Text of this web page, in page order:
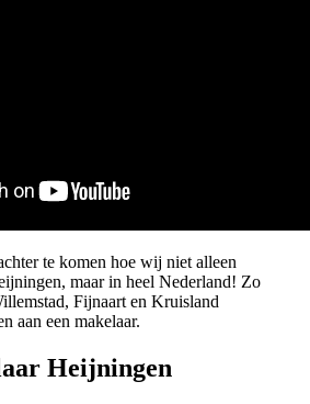
te komen hoe wij niet alleen
maar in heel Nederland! Zo
Fijnaart en Kruisland
aan een makelaar.
Heijningen